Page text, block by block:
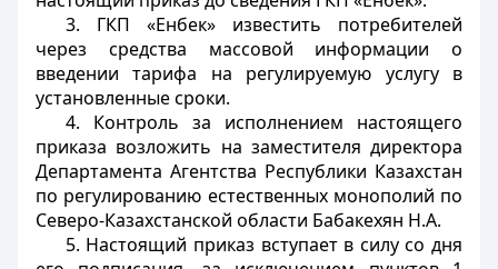
3. ГКП «Енбек» известить потребителей
через средства массовой информации о
введении тарифа на регулируемую услугу в
установленные сроки.
4. Контроль за исполнением настоящего
приказа возложить на заместителя директора
Департамента Агентства Республики Казахстан
по регулированию естественных монополий по
Северо-Казахстанской области Бабакехян Н.А.
5. Настоящий приказ вступает в силу со дня